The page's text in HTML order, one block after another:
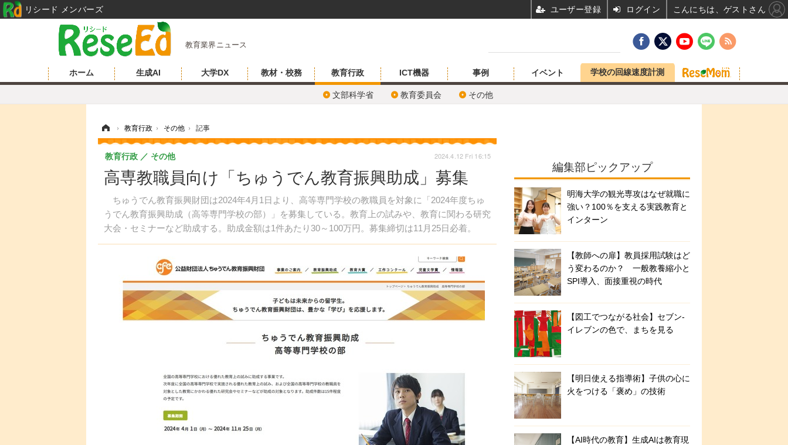
教育業界ニュース
ホーム 生成AI 大学DX 教材・校務 教育行政
文部科学省 教育委員会 その他
ICT機器 事例 イベント 学校の回線速度計測
› 教育行政 › その他 › 記事
高専教職員向け「ちゅうでん教育振興助成」募集
ちゅうでん教育振興財団は2024年4月1日より、高等専門学校の教職員を対象に「2024年度ちゅ
うでん教育振興助成（高等専門学校の部）」を募集している。教育上の試みや、教育に関わる研究
大会・セミナーなど助成する。助成金額は1件あたり30～100万円。募集締切は11月25日必着。
教育行政 その他 2024.4.12 Fri 16:15
編集部ピックアップ
明海大学の観光専攻はなぜ就職に
強い？100％を支える実践教育と
インターン
【教師への扉】教員採用試験はど
う変わるのか？ 一般教養縮小と
SPI導入、面接重視の時代
【図工でつながる社会】セブン‐
イレブンの色で、まちを見る
【明日使える指導術】子供の心に
火をつける「褒め」の技術
【AI時代の教育】生成AIは教育現
リシード メンバーズ ユーザー登録 ログイン こんにちは、ゲストさん